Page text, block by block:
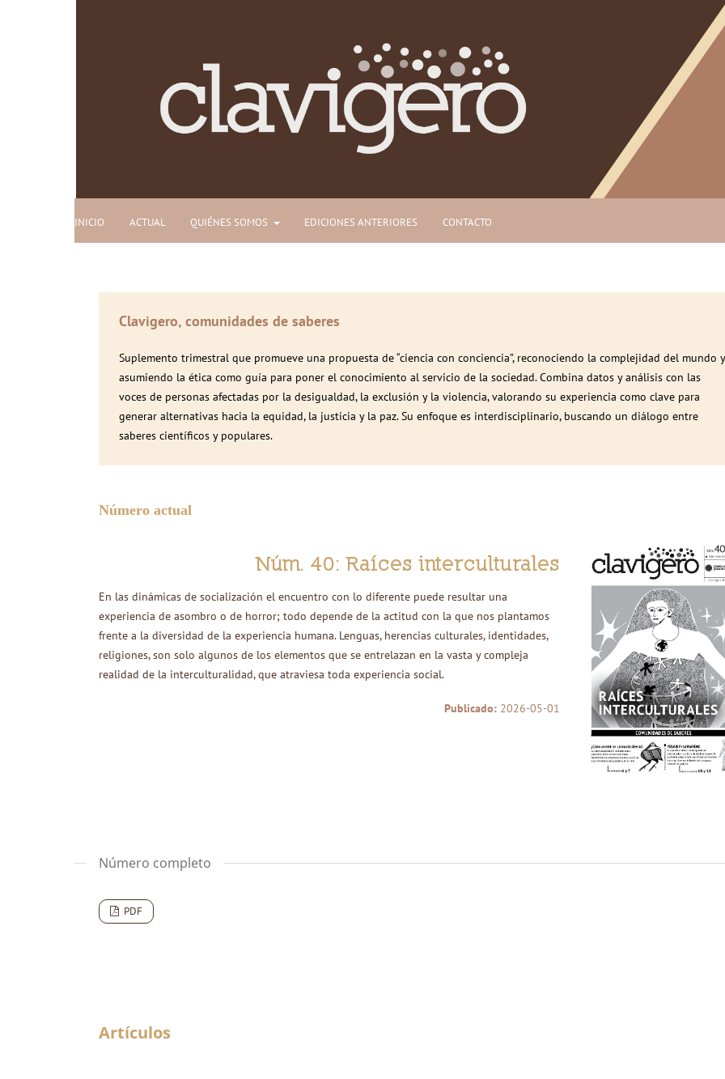
INICIO ACTUAL QUIÉNES SOMOS EDICIONES ANTERIORES CONTACTO
Clavigero, comunidades de saberes
Suplemento trimestral que promueve una propuesta de “ciencia con conciencia”, reconociendo la complejidad del mundo y
asumiendo la ética como guía para poner el conocimiento al servicio de la sociedad. Combina datos y análisis con las
voces de personas afectadas por la desigualdad, la exclusión y la violencia, valorando su experiencia como clave para
generar alternativas hacia la equidad, la justicia y la paz. Su enfoque es interdisciplinario, buscando un diálogo entre
saberes científicos y populares.
Número actual
Núm. 40: Raíces interculturales
En las dinámicas de socialización el encuentro con lo diferente puede resultar una
experiencia de asombro o de horror; todo depende de la actitud con la que nos plantamos
frente a la diversidad de la experiencia humana. Lenguas, herencias culturales, identidades,
religiones, son solo algunos de los elementos que se entrelazan en la vasta y compleja
realidad de la interculturalidad, que atraviesa toda experiencia social.
Publicado: 2026-05-01
Número completo
PDF
Artículos